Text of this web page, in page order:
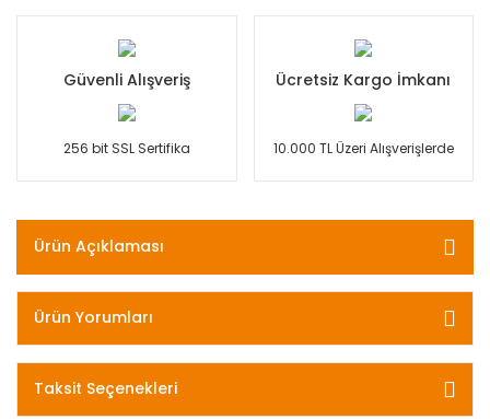
Güvenli Alışveriş
256 bit SSL Sertifika
Ücretsiz Kargo İmkanı
10.000 TL Üzeri Alışverişlerde
Ürün Açıklaması
Ürün Yorumları
Taksit Seçenekleri